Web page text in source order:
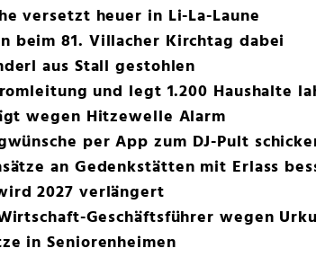
versetzt heuer in Li-La-Laune
beim 81. Villacher Kirchtag dabei
aus Stall gestohlen
und legt 1.200 Haushalte
wegen Hitzewelle Alarm
per App zum DJ-Pult
an Gedenkstätten mit Erlass
2027 verlängert
Geschäftsführer wegen
in Seniorenheimen